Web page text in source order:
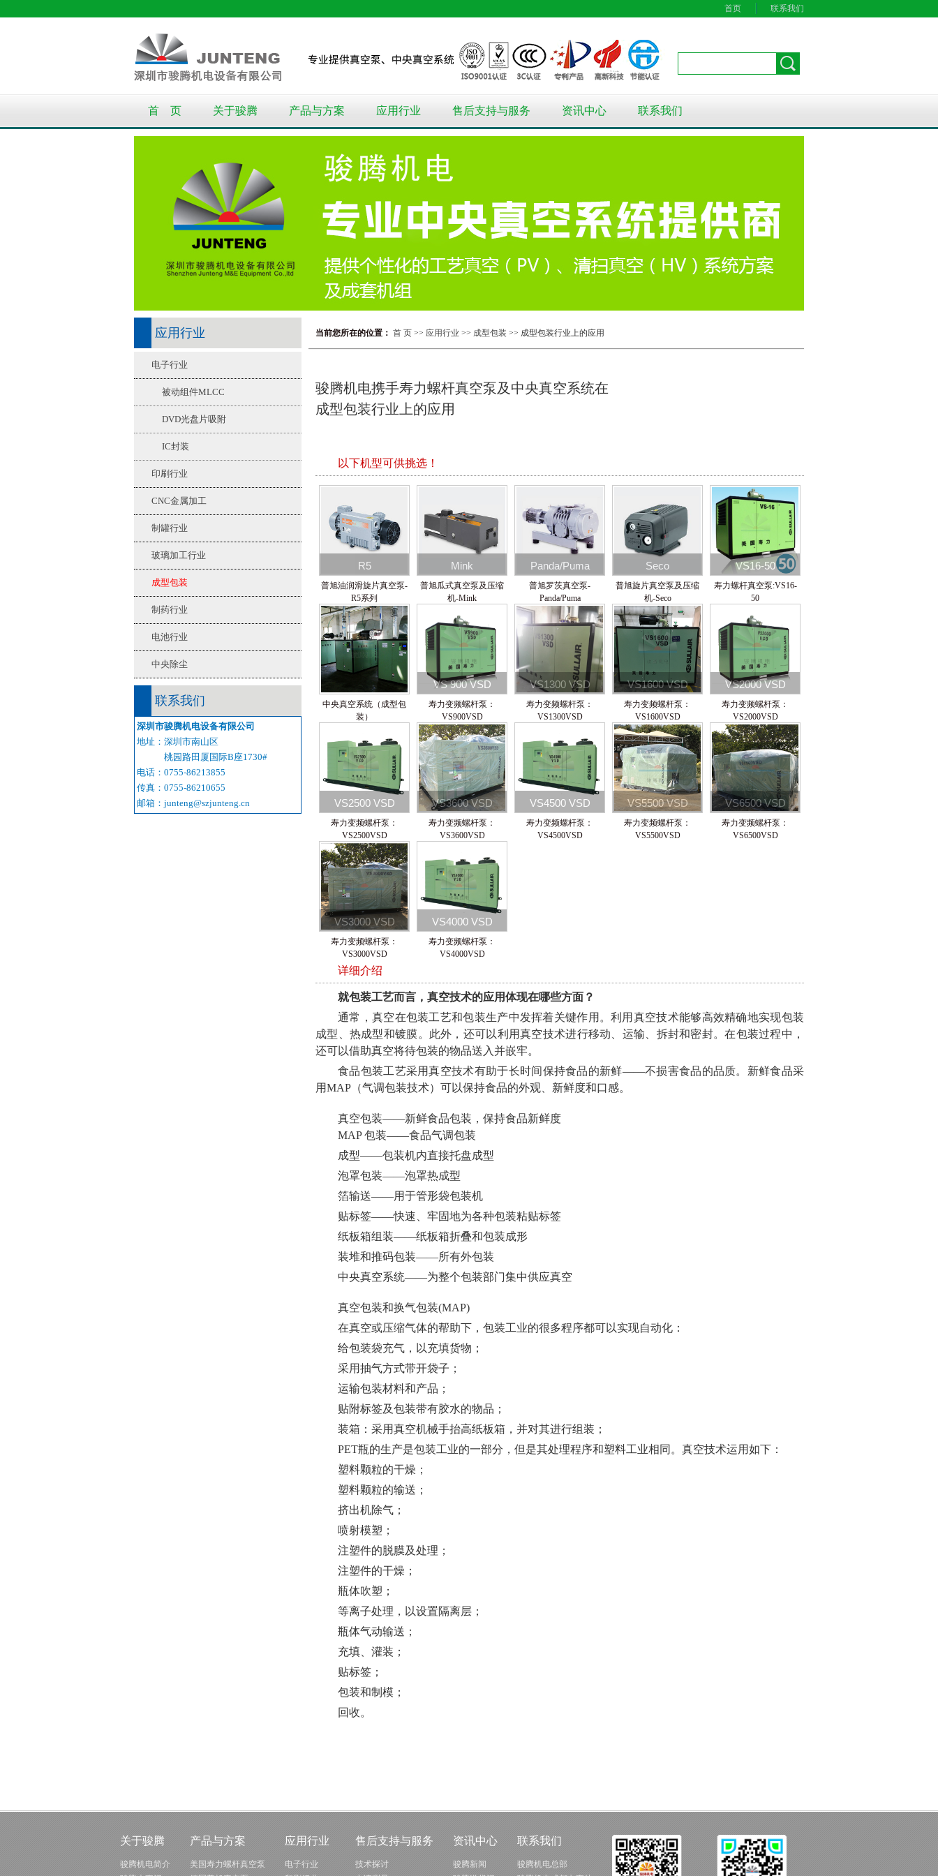
首页 联系我们
首 页 关于骏腾 产品与方案 应用行业 售后支持与服务 资讯中心 联系我们
应用行业
电子行业
被动组件MLCC
DVD光盘片吸附
IC封装
印刷行业
CNC金属加工
制罐行业
玻璃加工行业
成型包装
制药行业
电池行业
中央除尘
联系我们
深圳市骏腾机电设备有限公司
地址：深圳市南山区
桃园路田厦国际B座1730#
电话：0755-86213855
传真：0755-86210655
邮箱：junteng@szjunteng.cn
当前您所在的位置： 首 页 >> 应用行业 >> 成型包装 >> 成型包装行业上的应用
骏腾机电携手寿力螺杆真空泵及中央真空系统在
成型包装行业上的应用
以下机型可供挑选！
R5
普旭油润滑旋片真空泵-
R5系列
Mink
普旭瓜式真空泵及压缩
机-Mink
Panda/Puma
普旭罗茨真空泵-
Panda/Puma
Seco
普旭旋片真空泵及压缩
机-Seco
VS16-50
寿力螺杆真空泵:VS16-
50
中央真空系统（成型包
装）
VS 900 VSD
寿力变频螺杆泵：
VS900VSD
VS1300 VSD
寿力变频螺杆泵：
VS1300VSD
VS1600 VSD
寿力变频螺杆泵：
VS1600VSD
VS2000 VSD
寿力变频螺杆泵：
VS2000VSD
VS2500 VSD
寿力变频螺杆泵：
VS2500VSD
VS3600 VSD
寿力变频螺杆泵：
VS3600VSD
VS4500 VSD
寿力变频螺杆泵：
VS4500VSD
VS5500 VSD
寿力变频螺杆泵：
VS5500VSD
VS6500 VSD
寿力变频螺杆泵：
VS6500VSD
VS3000 VSD
寿力变频螺杆泵：
VS3000VSD
VS4000 VSD
寿力变频螺杆泵：
VS4000VSD
详细介绍
就包装工艺而言，真空技术的应用体现在哪些方面？
通常，真空在包装工艺和包装生产中发挥着关键作用。利用真空技术能够高效精确地实现包装
成型、热成型和镀膜。此外，还可以利用真空技术进行移动、运输、拆封和密封。在包装过程中，
还可以借助真空将待包装的物品送入并嵌牢。
食品包装工艺采用真空技术有助于长时间保持食品的新鲜——不损害食品的品质。新鲜食品采
用MAP（气调包装技术）可以保持食品的外观、新鲜度和口感。
真空包装——新鲜食品包装，保持食品新鲜度
MAP 包装——食品气调包装
成型——包装机内直接托盘成型
泡罩包装——泡罩热成型
箔输送——用于管形袋包装机
贴标签——快速、牢固地为各种包装粘贴标签
纸板箱组装——纸板箱折叠和包装成形
装堆和推码包装——所有外包装
中央真空系统——为整个包装部门集中供应真空
真空包装和换气包装(MAP)
在真空或压缩气体的帮助下，包装工业的很多程序都可以实现自动化：
给包装袋充气，以充填货物；
采用抽气方式带开袋子；
运输包装材料和产品；
贴附标签及包装带有胶水的物品；
装箱：采用真空机械手抬高纸板箱，并对其进行组装；
PET瓶的生产是包装工业的一部分，但是其处理程序和塑料工业相同。真空技术运用如下：
塑料颗粒的干燥；
塑料颗粒的输送；
挤出机除气；
喷射模塑；
注塑件的脱膜及处理；
注塑件的干燥；
瓶体吹塑；
等离子处理，以设置隔离层；
瓶体气动输送；
充填、灌装；
贴标签；
包装和制模；
回收。
关于骏腾
骏腾机电简介
产品与方案
美国寿力螺杆真空泵
应用行业
电子行业
售后支持与服务
技术探讨
资讯中心
骏腾新闻
联系我们
骏腾机电总部